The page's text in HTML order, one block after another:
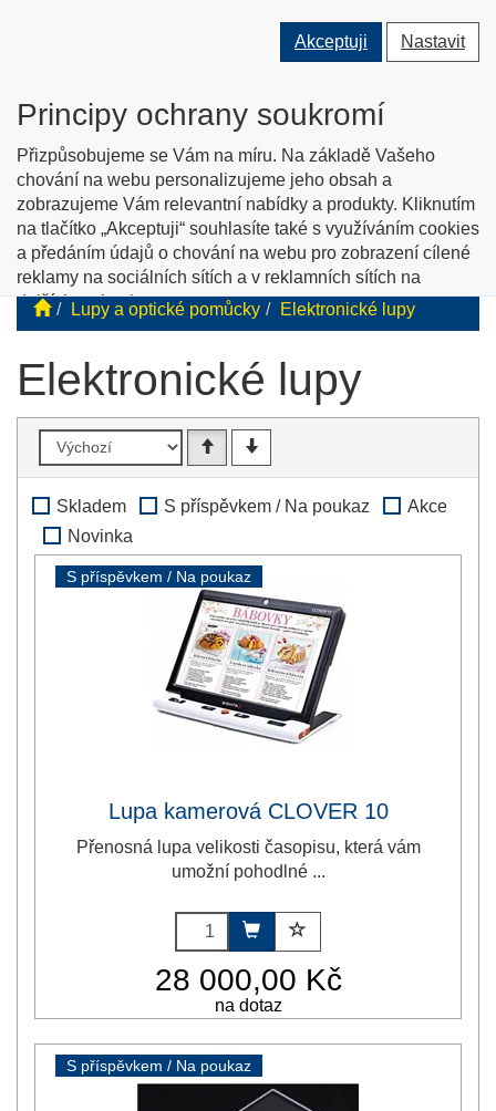
Akceptuji Nastavit
Principy ochrany soukromí
Přizpůsobujeme se Vám na míru. Na základě Vašeho
chování na webu personalizujeme jeho obsah a
zobrazujeme Vám relevantní nabídky a produkty. Kliknutím
na tlačítko „Akceptuji“ souhlasíte také s využíváním cookies
a předáním údajů o chování na webu pro zobrazení cílené
reklamy na sociálních sítích a v reklamních sítích na
dalších webech.
„Nastavit“.
Přepnout
uživatele
Přepnout
vyhledávání
O nás Kontakty Jak nakupovat Katalog zboží
English info
Tyflopomůcky
Prodej zboží pro zrakově postižené
Lupy a optické pomůcky Elektronické lupy
Elektronické lupy
Skladem S příspěvkem / Na poukaz
Akce
Novinka
S příspěvkem / Na poukaz
Lupa kamerová CLOVER 10
Přenosná lupa velikosti časopisu, která vám
umožní pohodlné ...
28 000,00 Kč
na dotaz
S příspěvkem / Na poukaz